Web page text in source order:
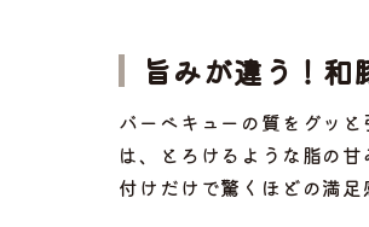
旨みが違う！和
バーベキューの質をグッ
は、とろけるような脂の
付けだけで驚くほどの満足